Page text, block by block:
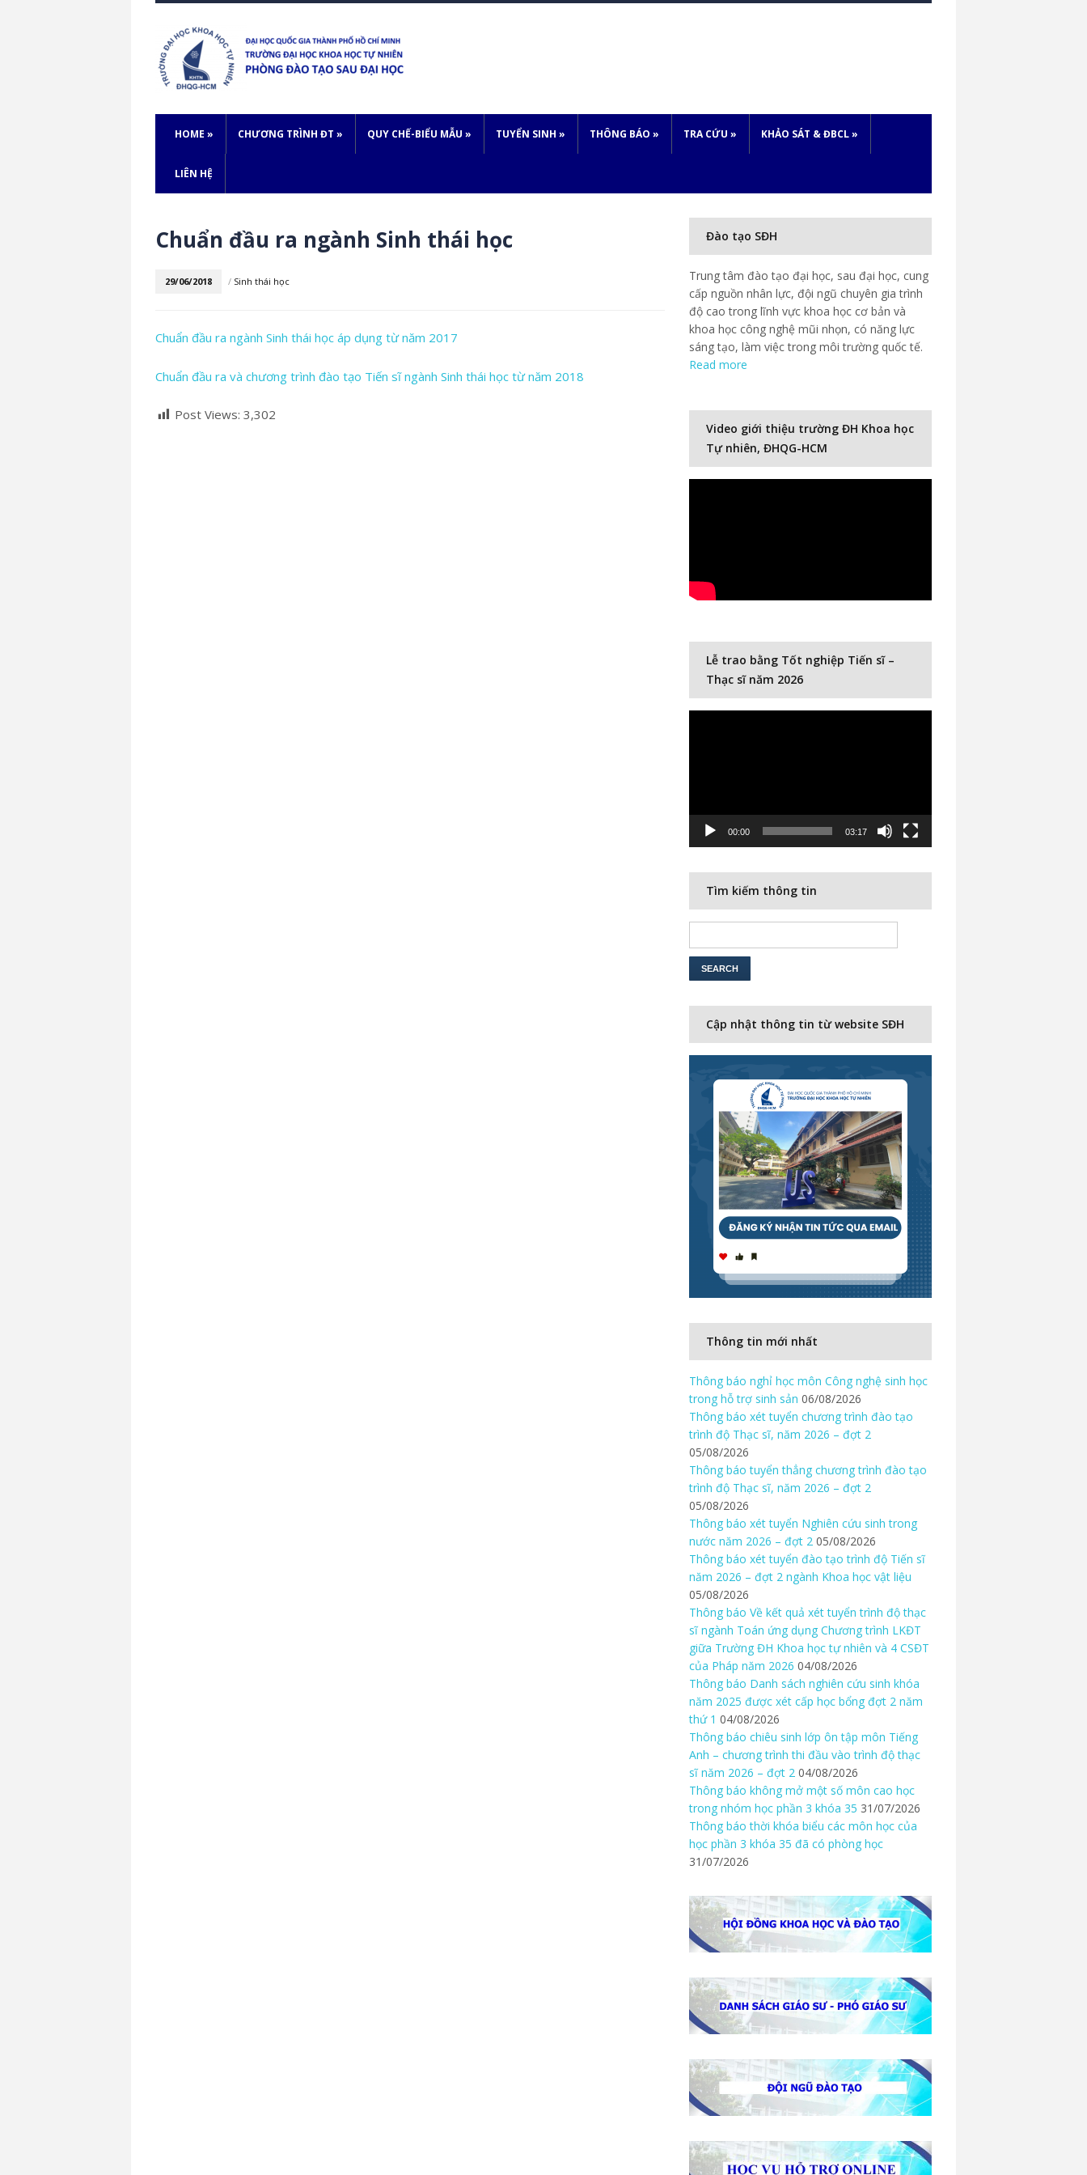
HOME » CHƯƠNG TRÌNH ĐT » QUY CHẾ-BIỂU MẪU » TUYỂN SINH » THÔNG BÁO » TRA CỨU » KHẢO SÁT & ĐBCL»
LIÊN HỆ
Chuẩn đầu ra ngành Sinh thái học
29/06/2018 / Sinh thái học
Chuẩn đầu ra ngành Sinh thái học áp dụng từ năm 2017
Chuẩn đầu ra và chương trình đào tạo Tiến sĩ ngành Sinh thái học từ năm 2018
Post Views: 3,302
Đào tạo SĐH
Trung tâm đào tạo đại học, sau đại học, cung
cấp nguồn nhân lực, đội ngũ chuyên gia trình
độ cao trong lĩnh vực khoa học cơ bản và
khoa học công nghệ mũi nhọn, có năng lực
sáng tạo, làm việc trong môi trường quốc tế.
Read more
Video giới thiệu trường ĐH Khoa học
Tự nhiên, ĐHQG-HCM
Lễ trao bằng Tốt nghiệp Tiến sĩ –
Thạc sĩ năm 2026
00:00 03:17
Tìm kiếm thông tin
Cập nhật thông tin từ website SĐH
Thông tin mới nhất
Thông báo nghỉ học môn Công nghệ sinh học
trong hỗ trợ sinh sản 06/08/2026
Thông báo xét tuyển chương trình đào tạo
trình độ Thạc sĩ, năm 2026 – đợt 2
05/08/2026
Thông báo tuyển thẳng chương trình đào tạo
trình độ Thạc sĩ, năm 2026 – đợt 2
05/08/2026
Thông báo xét tuyển Nghiên cứu sinh trong
nước năm 2026 – đợt 2 05/08/2026
Thông báo xét tuyển đào tạo trình độ Tiến sĩ
năm 2026 – đợt 2 ngành Khoa học vật liệu
05/08/2026
Thông báo Về kết quả xét tuyển trình độ thạc
sĩ ngành Toán ứng dụng Chương trình LKĐT
giữa Trường ĐH Khoa học tự nhiên và 4 CSĐT
của Pháp năm 2026 04/08/2026
Thông báo Danh sách nghiên cứu sinh khóa
năm 2025 được xét cấp học bổng đợt 2 năm
thứ 1 04/08/2026
Thông báo chiêu sinh lớp ôn tập môn Tiếng
Anh – chương trình thi đầu vào trình độ thạc
sĩ năm 2026 – đợt 2 04/08/2026
Thông báo không mở một số môn cao học
trong nhóm học phần 3 khóa 35 31/07/2026
Thông báo thời khóa biểu các môn học của
học phần 3 khóa 35 đã có phòng học
31/07/2026